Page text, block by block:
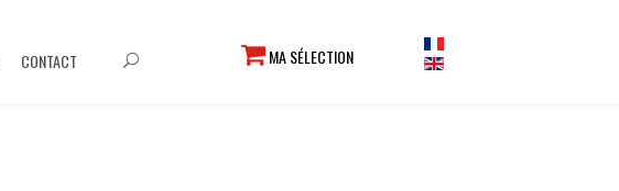
CONTACT MA SÉLECTION